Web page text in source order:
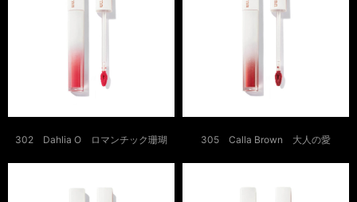
302 Dahlia O ロマンチック珊瑚 305 Calla Brown 大人の愛